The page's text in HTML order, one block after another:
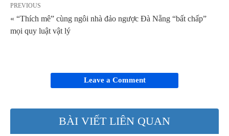
PREVIOUS
« “Thích mê” cùng ngôi nhà đảo ngược Đà Nẵng “bất chấp”
mọi quy luật vật lý
Leave a Comment
BÀI VIẾT LIÊN QUAN